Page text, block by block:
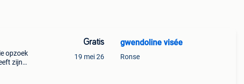
opzoek
zijn
Gratis
19 mei 26
gwendoline visée
Ronse